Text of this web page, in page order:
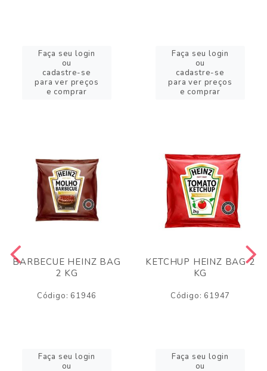
Faça seu login
ou
cadastre-se
para ver preços
e comprar
Faça seu login
ou
cadastre-se
para ver preços
e comprar
BARBECUE HEINZ BAG
2 KG
Código: 61946
Faça seu login
ou
KETCHUP HEINZ BAG 2
KG
Código: 61947
Faça seu login
ou